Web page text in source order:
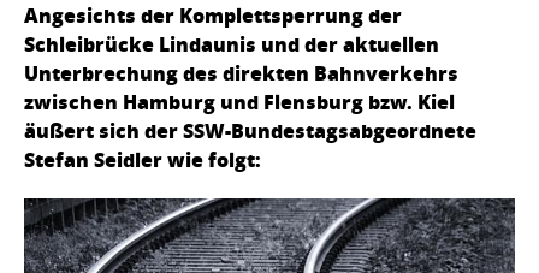
Angesichts der Komplettsperrung der
Schleibrücke Lindaunis und der aktuellen
Unterbrechung des direkten Bahnverkehrs
zwischen Hamburg und Flensburg bzw. Kiel
äußert sich der SSW-Bundestagsabgeordnete
Stefan Seidler wie folgt: